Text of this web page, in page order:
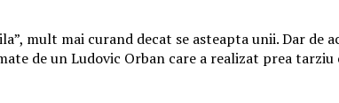
mult mai curand decat se asteapta unii. Dar de
de un Ludovic Orban care a realizat prea